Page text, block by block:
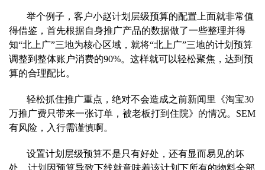
举个例子，客 户小赵计划层级预算的配置上面就非常值
得借鉴，首先根据自身推广产品的数据做了一些整理并得
知“北上广”三地为核心区域，就将“北上广”三地的计划预算
调整到整体账户消费的90%。这样就可以轻松聚焦，达到预
算的合理配比。
轻松抓住推广重点，绝对不会造成之前新闻里《淘宝30
万推广费只带来一张订单，被老板打到住院》的情况。SEM
有风险，入行需谨慎啊。
设置计划层级预算不是只有好处，还有显而易见的坏